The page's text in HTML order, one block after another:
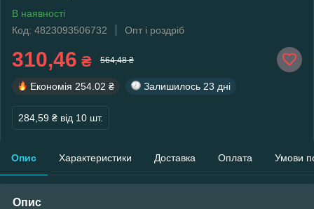
В наявності
Код: 4823093506732
Опт і роздріб
310,46 ₴ 564,48 ₴
Економія 254.02 ₴ Залишилось 23 дні
284,59 ₴ від 10 шт.
Опис Характеристики Доставка Оплата Умови
Опис